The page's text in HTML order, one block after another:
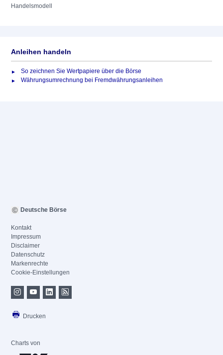
Handelsmodell
Anleihen handeln
So zeichnen Sie Wertpapiere über die Börse
Währungsumrechnung bei Fremdwährungsanleihen
Deutsche Börse
Kontakt
Impressum
Disclaimer
Datenschutz
Markenrechte
Cookie-Einstellungen
Drucken
Charts von